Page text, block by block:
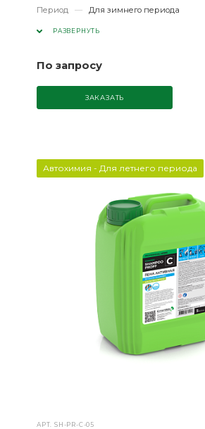
Период
— Для зимнего периода
РАЗВЕРНУТЬ
По запросу
ЗАКАЗАТЬ
Автохимия - Для летнего периода
АРТ.SH-PR-C-05